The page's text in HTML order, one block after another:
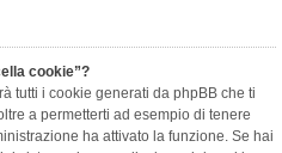
cookie”?
tutti i cookie generati da phpBB che ti
a permetterti ad esempio di tenere
ha attivato la funzione. Se hai